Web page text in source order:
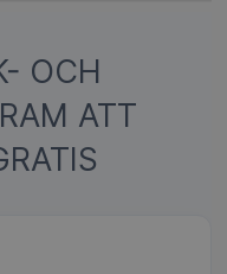
OCH
ATT